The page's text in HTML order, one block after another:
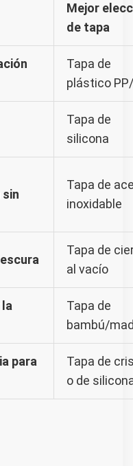
Mejor
de tapa
Tapa de
plástico
Tapa de
silicona
Tapa de
inoxidable
Tapa de
al vacío
Tapa de
bambú/
para
Tapa de
o de